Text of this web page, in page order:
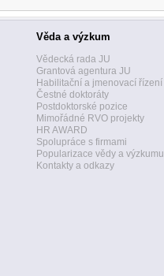
Věda a výzkum
Vědecká rada JU
Grantová agentura JU
Habilitační a jmenovací řízení
Čestné doktoráty
Postdoktorské pozice
Mimořádné RVO projekty
HR AWARD
Spolupráce s firmami
Popularizace vědy a výzkumu
Kontakty a odkazy